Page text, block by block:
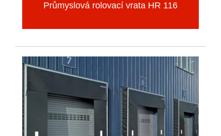
Průmyslová rolovací vrata HR 116